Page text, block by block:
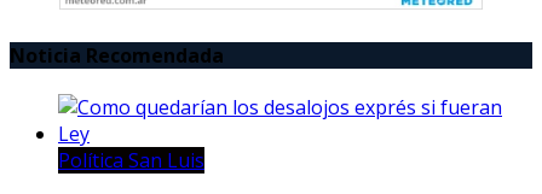
Noticia Recomendada
Política San Luis